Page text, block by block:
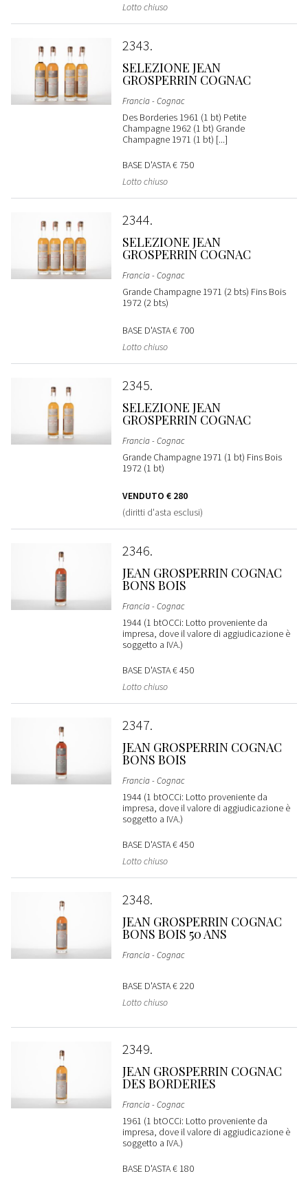
Lotto chiuso
2343
SELEZIONE JEAN
GROSPERRIN COGNAC
Francia - Cognac
Des Borderies 1961 (1 bt) Petite
Champagne 1962 (1 bt) Grande
Champagne 1971 (1 bt) [...]
BASE D'ASTA€ 750
Lotto chiuso
2344
SELEZIONE JEAN
GROSPERRIN COGNAC
Francia - Cognac
Grande Champagne 1971 (2 bts) Fins Bois
1972 (2 bts)
BASE D'ASTA€ 700
Lotto chiuso
2345
SELEZIONE JEAN
GROSPERRIN COGNAC
Francia - Cognac
Grande Champagne 1971 (1 bt) Fins Bois
1972 (1 bt)
VENDUTO € 280
(diritti d'asta esclusi)
2346
JEAN GROSPERRIN COGNAC
BONS BOIS
Francia - Cognac
1944 (1 btOCCi: Lotto proveniente da
impresa, dove il valore di aggiudicazione è
soggetto a IVA.)
BASE D'ASTA€ 450
Lotto chiuso
2347
JEAN GROSPERRIN COGNAC
BONS BOIS
Francia - Cognac
1944 (1 btOCCi: Lotto proveniente da
impresa, dove il valore di aggiudicazione è
soggetto a IVA.)
BASE D'ASTA€ 450
Lotto chiuso
2348
JEAN GROSPERRIN COGNAC
BONS BOIS 50 ANS
Francia - Cognac
BASE D'ASTA€ 220
Lotto chiuso
2349
JEAN GROSPERRIN COGNAC
DES BORDERIES
Francia - Cognac
1961 (1 btOCCi: Lotto proveniente da
impresa, dove il valore di aggiudicazione è
soggetto a IVA.)
BASE D'ASTA€ 180